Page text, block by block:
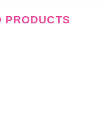
PRODUCTS